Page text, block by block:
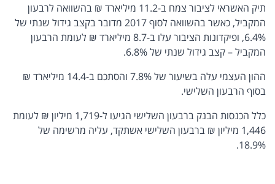
תיק האשראי לציבור צמח ב-11.2 מיליארד ₪ בהשוואה לרבעון
המקביל, כאשר בהשוואה לסוף 2017 מדובר בקצב גידול שנתי של
6.4%, ופיקדונות הציבור עלו ב-8.7 מיליארד ₪ לעומת הרבעון
המקביל – קצב גידול שנתי של 6.8%.
ההון העצמי עלה בשיעור של 7.8% והסתכם ב-14.4 מיליארד ₪
בסוף הרבעון השלישי.
כלל הכנסות הבנק ברבעון השלישי הגיעו ל-1,719 מיליון ₪ לעומת
1,446 מיליון ₪ ברבעון השלישי אשתקד, עליה מרשימה של
18.9%.